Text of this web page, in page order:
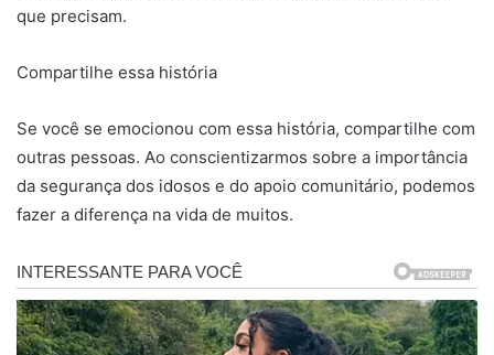
que precisam.
Compartilhe essa história
Se você se emocionou com essa história, compartilhe com
outras pessoas. Ao conscientizarmos sobre a importância
da segurança dos idosos e do apoio comunitário, podemos
fazer a diferença na vida de muitos.